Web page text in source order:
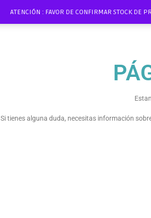
ATENCIÓN : FAVOR DE CONFIRMAR STOCK DE
Si tienes alguna duda, necesitas información